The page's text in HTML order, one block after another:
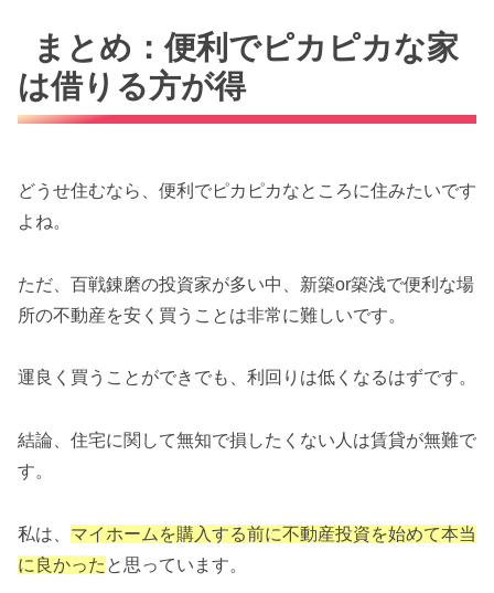
まとめ：便利でピカピカな家
は借りる方が得
どうせ住むなら、便利でピカピカなところに住みたいです
よね。
ただ、百戦錬磨の投資家が多い中、新築or築浅で便利な場
所の不動産を安く買うことは非常に難しいです。
運良く買うことができでも、利回りは低くなるはずです。
結論、住宅に関して無知で損したくない人は賃貸が無難で
す。
私は、 マイホームを購入する前に不動産投資を始めて本当
に良かった と思っています。